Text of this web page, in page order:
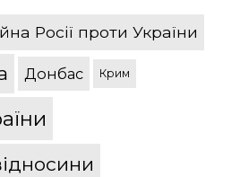
Росії проти України
Донбас Крим